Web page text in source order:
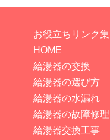
お役立ちリンク集
HOME
給湯器の交換
給湯器の選び方
給湯器の水漏れ
給湯器の故障修理
給湯器交換工事